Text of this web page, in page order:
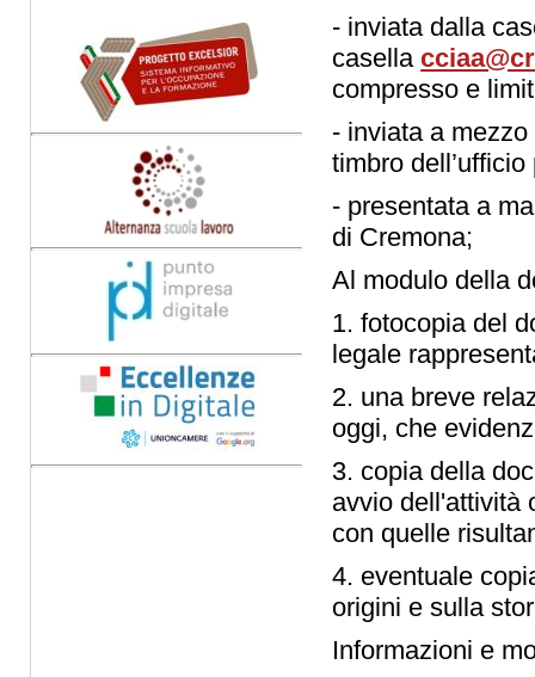
- inviata dalla
casella
compresso e
- inviata a
timbro
- presentata a
di Cremona;
Al modulo della
1. fotocopia del
legale
2. una breve
oggi, che
3. copia della
avvio dell'attività
con quelle
4. eventuale
origini e sulla
Informazioni e